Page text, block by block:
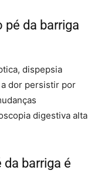
pé da barriga
dispepsia
dor persistir por
digestiva alta
da barriga é